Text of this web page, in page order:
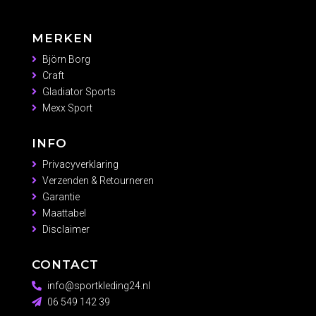
MERKEN
Björn Borg
Craft
Gladiator Sports
Mexx Sport
INFO
Privacyverklaring
Verzenden & Retourneren
Garantie
Maattabel
Disclaimer
CONTACT
info@sportkleding24.nl
06 549 142 39